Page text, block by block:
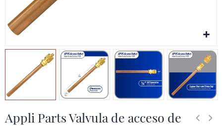
Appli Parts Valvula de acceso de